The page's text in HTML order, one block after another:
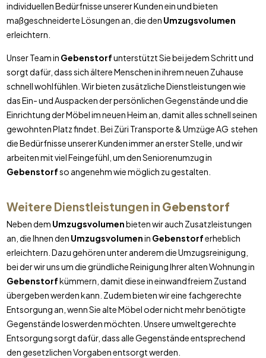
individuellen Bedürfnisse unserer Kunden ein und bieten
maßgeschneiderte Lösungen an, die den Umzugsvolumen
erleichtern.
Unser Team in Gebenstorfunterstützt Sie bei jedem Schritt und
sorgt dafür, dass sich ältere Menschen in ihrem neuen Zuhause
schnell wohlfühlen. Wir bieten zusätzliche Dienstleistungen wie
das Ein- und Auspacken der persönlichen Gegenstände und die
Einrichtung der Möbel im neuen Heim an, damit alles schnell seinen
gewohnten Platz findet. Bei Züri Transporte & Umzüge AG stehen
die Bedürfnisse unserer Kunden immer an erster Stelle, und wir
arbeiten mit viel Feingefühl, um den Seniorenumzug in
Gebenstorfso angenehm wie möglich zu gestalten.
Weitere Dienstleistungen in Gebenstorf
Neben dem Umzugsvolumenbieten wir auch Zusatzleistungen
an, die Ihnen den Umzugsvolumenin Gebenstorferheblich
erleichtern. Dazu gehören unter anderem die Umzugsreinigung,
bei der wir uns um die gründliche Reinigung Ihrer alten Wohnung in
Gebenstorfkümmern, damit diese in einwandfreiem Zustand
übergeben werden kann. Zudem bieten wir eine fachgerechte
Entsorgung an, wenn Sie alte Möbel oder nicht mehr benötigte
Gegenstände loswerden möchten. Unsere umweltgerechte
Entsorgung sorgt dafür, dass alle Gegenstände entsprechend
den gesetzlichen Vorgaben entsorgt werden.